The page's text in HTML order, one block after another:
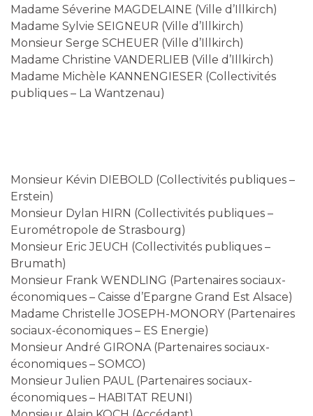
Madame Séverine MAGDELAINE (Ville d’Illkirch)
Madame Sylvie SEIGNEUR (Ville d’Illkirch)
Monsieur Serge SCHEUER (Ville d’Illkirch)
Madame Christine VANDERLIEB (Ville d’Illkirch)
Madame Michèle KANNENGIESER (Collectivités
publiques – La Wantzenau)
Monsieur Kévin DIEBOLD (Collectivités publiques –
Erstein)
Monsieur Dylan HIRN (Collectivités publiques –
Eurométropole de Strasbourg)
Monsieur Eric JEUCH (Collectivités publiques –
Brumath)
Monsieur Frank WENDLING (Partenaires sociaux-
économiques – Caisse d’Epargne Grand Est Alsace)
Madame Christelle JOSEPH-MONORY (Partenaires
sociaux-économiques – ES Energie)
Monsieur André GIRONA (Partenaires sociaux-
économiques – SOMCO)
Monsieur Julien PAUL (Partenaires sociaux-
économiques – HABITAT REUNI)